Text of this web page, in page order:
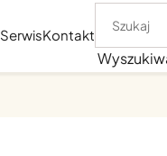
SerwisKontakt